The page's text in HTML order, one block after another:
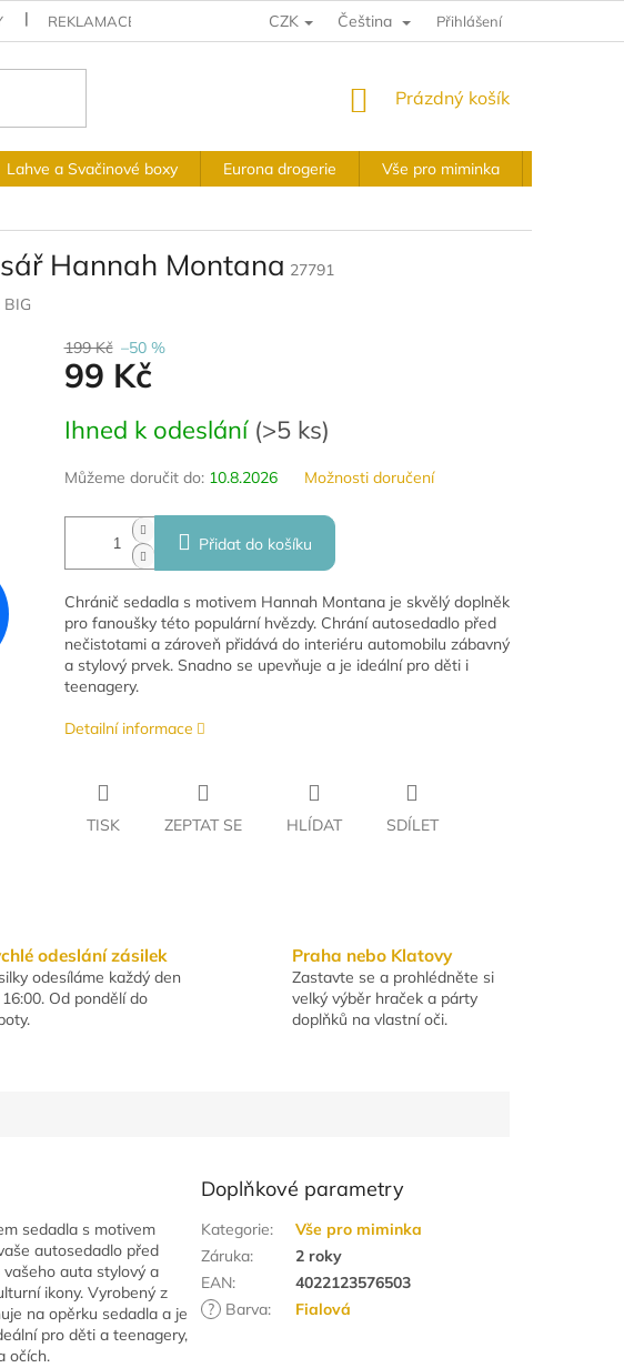
REKLAMACE A VRÁCENÍ VÝKUPNÍ PODMÍNKY OBCHODNÍ PODMÍNKY
CZK Čeština Přihlášení
NÁKUPNÍ
Prázdný košík
Lahve a Svačinové boxy Eurona drogerie Vše pro miminka
Hannah Montana 27791
BIG
199 Kč –50 %
99 Kč
cena:
Ihned k odeslání (>5 ks)
Můžeme doručit do: 10.8.2026 Možnosti doručení
Přidat do košíku
Chránič sedadla s motivem Hannah Montana je skvělý doplněk
pro fanoušky této populární hvězdy. Chrání autosedadlo před
nečistotami a zároveň přidává do interiéru automobilu zábavný
a stylový prvek. Snadno se upevňuje a je ideální pro děti i
teenagery.
Detailní informace
TISK ZEPTAT SE HLÍDAT SDÍLET
odeslání zásilek
odesíláme každý den
Od pondělí do
Praha nebo Klatovy
Zastavte se a prohlédněte si
velký výběr hraček a párty
doplňků na vlastní oči.
sedadla s motivem
autosedadlo před
auta stylový a
ikony. Vyrobený z
na opěrku sedadla a je
pro děti a teenagery,
očích.
Doplňkové parametry
Kategorie:
Vše pro miminka
Záruka:
2 roky
EAN:
4022123576503
?
Barva: Fialová